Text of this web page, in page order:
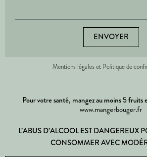
ENVOYER
Mentions légales et Politique de
Pour votre santé, mangez au moins 5 fruits
www.mangerbouger.fr
L’ABUS D’ALCOOL EST DANGEREUX
CONSOMMER AVEC